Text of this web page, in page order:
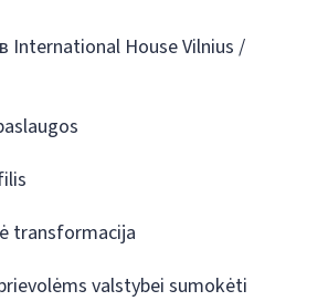
International House Vilnius /
transformacija
valstybei sumokėti